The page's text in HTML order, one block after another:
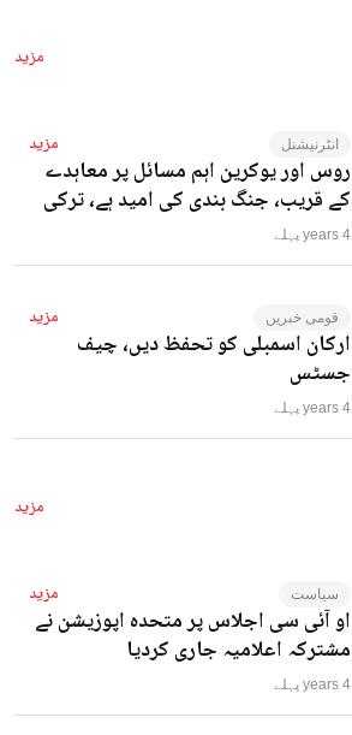
مزید
انٹرنیشنل مزید
روس اور یوکرین اہم مسائل پر معاہدے
کے قریب، جنگ بندی کی امید ہے، ترکی
4 years پہلے
قومی خبریں مزید
ارکان اسمبلی کو تحفظ دیں، چیف
جسٹس
4 years پہلے
مزید
سیاست مزید
او آئی سی اجلاس پر متحدہ اپوزیشن نے
مشترکہ اعلامیہ جاری کردیا
4 years پہلے